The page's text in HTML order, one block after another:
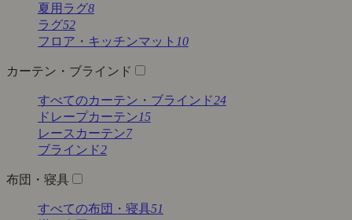
夏用ラグ8
ラグ52
フロア・キッチンマット 10
カーテン・ブラインド
すべてのカーテン・ブラインド24
ドレープカーテン15
レースカーテン7
ブラインド2
布団・寝具
すべての布団・寝具51